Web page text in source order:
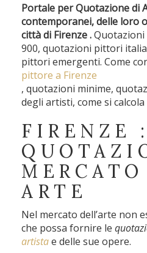
Portale per Quotazione di
contemporanei, delle loro
città di Firenze .
900, quotazioni pittori
pittori emergenti. Come
pittore a Firenze
, quotazioni minime,
degli artisti, come si
FIRENZE :
MERCATO
ARTE
Nel mercato dell’arte non
che possa fornire le
artistae delle sue opere.